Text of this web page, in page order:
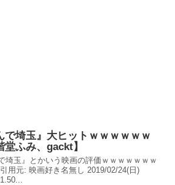
で埼玉』大ヒットｗｗｗｗｗｗ
堂ふみ、gackt】
埼玉』とかいう映画の評価ｗｗｗｗｗｗｗ
用元: 映画好き名無し 2019/02/24(日)